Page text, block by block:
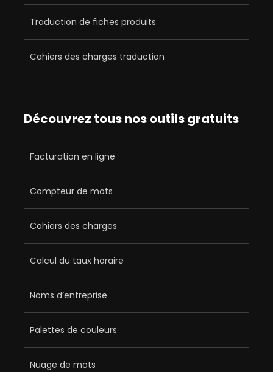
Traduction de fiches produits
Cahiers des charges traduction
Découvrez tous nos outils gratuits
Facturation en ligne
Compteur de mots
Cahiers des charges
Calcul du taux horaire
Noms d’entreprise
Palettes de couleurs
Nuage de mots